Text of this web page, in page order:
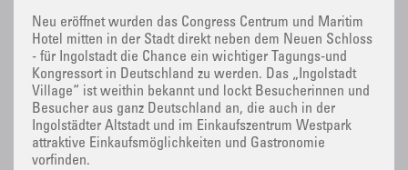
Neu eröffnet wurden das Congress Centrum und Maritim
Hotel mitten in der Stadt direkt neben dem Neuen Schloss
- für Ingolstadt die Chance ein wichtiger Tagungs-und
Kongressort in Deutschland zu werden. Das „Ingolstadt
Village“ ist weithin bekannt und lockt Besucherinnen und
Besucher aus ganz Deutschland an, die auch in der
Ingolstädter Altstadt und im Einkaufszentrum Westpark
attraktive Einkaufsmöglichkeiten und Gastronomie
vorfinden.